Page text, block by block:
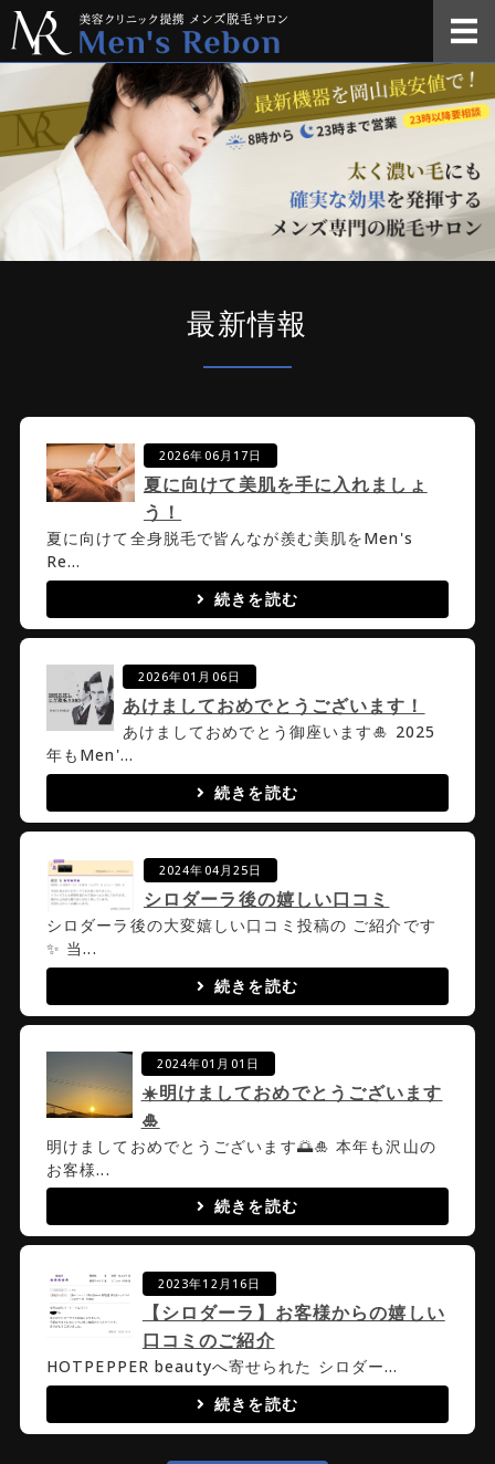
岡⼭県瀬⼾
メニュー・料金
ご利用について
店舗概要
最新情報
2026年06月17日
夏に向けて美肌を手に入れましょ
う！
夏に向けて全身脱毛で皆んなが羨む美肌をMen's
Re...
続きを読む
2026年01月06日
あけましておめでとうございます！
あけましておめでとう御座います🎍 2025
年もMen'...
続きを読む
2024年04月25日
シロダーラ後の嬉しい口コミ
シロダーラ後の大変嬉しい口コミ投稿の ご紹介です
✨ 当...
続きを読む
2024年01月01日
☀️明けましておめでとうございます
🎍
明けましておめでとうございます🌅🎍 本年も沢山の
お客様...
続きを読む
2023年12月16日
【シロダーラ】お客様からの嬉しい
口コミのご紹介
HOTPEPPER beautyへ寄せられた シロダー...
続きを読む